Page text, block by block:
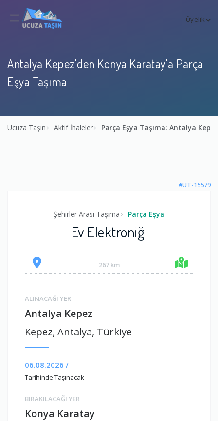
Üyelik
Antalya Kepez'den Konya Karatay'a Parça
Eşya Taşıma
Ucuza Taşın Aktif İhaleler Parça Eşya Taşıma: Antalya
#UT-15579
Şehirler Arası Taşıma Parça Eşya
Ev Elektroniği
267 km
ALINACAĞI YER
Antalya Kepez
Kepez, Antalya, Türkiye
06.08.2026 /
Tarihinde Taşınacak
BIRAKILACAĞI YER
Konya Karatay